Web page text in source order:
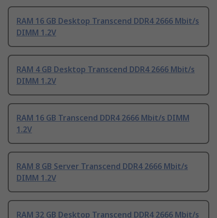
RAM 16 GB Desktop Transcend DDR4 2666 Mbit/s
DIMM 1.2V
RAM 4 GB Desktop Transcend DDR4 2666 Mbit/s
DIMM 1.2V
RAM 16 GB Transcend DDR4 2666 Mbit/s DIMM
1.2V
RAM 8 GB Server Transcend DDR4 2666 Mbit/s
DIMM 1.2V
RAM 32 GB Desktop Transcend DDR4 2666 Mbit/s